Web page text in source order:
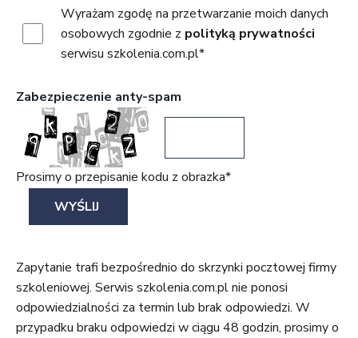
Wyrażam zgodę na przetwarzanie moich danych
osobowych zgodnie z polityką prywatności
serwisu szkolenia.com.pl*
Zabezpieczenie anty-spam
Prosimy o przepisanie kodu z obrazka*
Zapytanie trafi bezpośrednio do skrzynki pocztowej firmy
szkoleniowej. Serwis szkolenia.com.pl nie ponosi
odpowiedzialności za termin lub brak odpowiedzi. W
przypadku braku odpowiedzi w ciągu 48 godzin, prosimy o